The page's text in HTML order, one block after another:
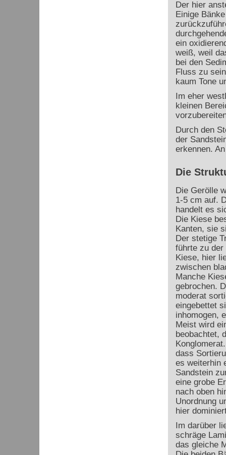
Der hier
Einige
ein
weiß, weil
bei den
Fluss zu
kaum Tone
Im eher
kleinen
Durch den
der
erkennen.
Die
Die Gerölle
1-5 cm auf.
handelt es
Die Kiese
Kanten, sie
Der stetige
führte zu der
Kiese, hier
zwischen
Manche
gebrochen.
moderat
eingebettet
inhomogen,
Meist wird
beobachtet,
dass
es weiterhin
Sandstein
eine grobe
nach oben
Unordnung
hier
Im darüber
schräge
das gleiche